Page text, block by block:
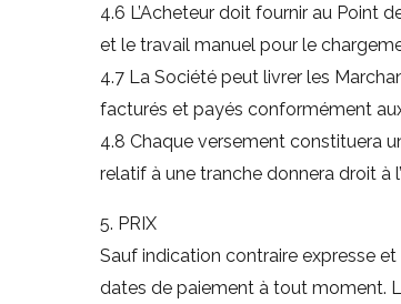
4.6 L’Acheteur doit fournir au Point
et le travail manuel pour le
4.7 La Société peut livrer les
facturés et payés conformément
4.8 Chaque versement constituera
relatif à une tranche donnera droit à
5. PRIX
Sauf indication contraire expresse
dates de paiement à tout moment.